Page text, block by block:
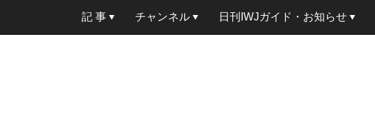
記 事 チャンネル 日刊IWJガイド・お知らせ